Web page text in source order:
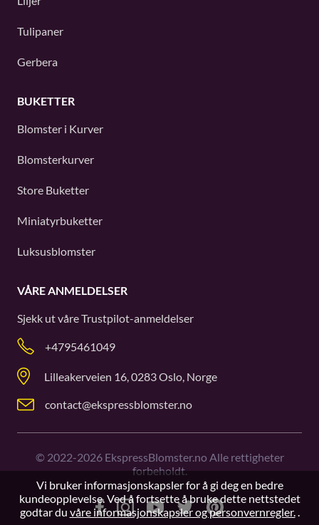
Tulipaner
Gerbera
BUKETTER
Blomster i Kurver
Blomsterkurver
Store Buketter
Miniatyrbuketter
Luksusblomster
VÅRE ANMELDELSER
Sjekk ut våreTrustpilot-anmeldelser
+4795461049
Lilleakerveien 16, 0283 Oslo, Norge
contact@ekspressblomster.no
© 2022-2026EkspressBlomster.no Alle rettigheter
forbeholdt.
Vi bruker informasjonskapsler for å gi deg en bedre
kundeopplevelse. Ved å fortsette å bruke dette nettstedet
godtar du våre informasjonskapsler og personvernregler..